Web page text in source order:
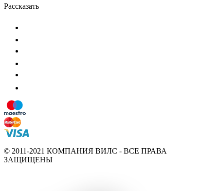
Рассказать
© 2011-2021 КОМПАНИЯ ВИЛС - ВСЕ ПРАВА
ЗАЩИЩЕНЫ